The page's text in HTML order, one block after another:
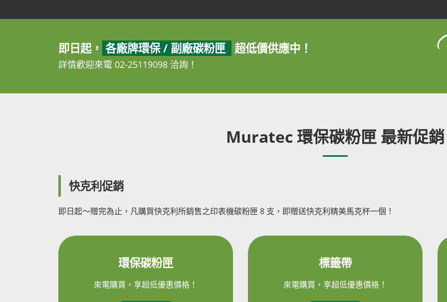
即日起， 各廠牌環保 / 副廠碳粉匣 超低價供應中！
詳情歡迎來電 02-25119098 洽詢！
Muratec 環保碳粉匣 最新促銷
快克利促銷
即日起～贈完為止，凡購買快克利所銷售之印表機碳粉匣 8 支，即贈送快克利精美馬克杯一個！
環保碳粉匣
來電購買，享超低優惠價格！
標籤帶
來電購買，享超低優惠價格！